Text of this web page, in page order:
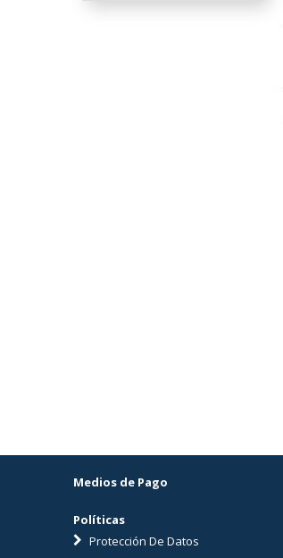
Medios de Pago
Políticas
Protección De Datos